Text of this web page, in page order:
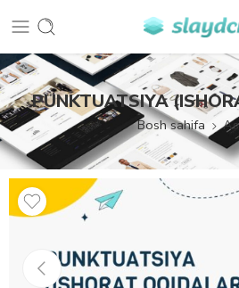
PUNKTUATSIYA
Bosh sahifa